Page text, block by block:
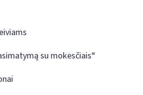
su mokesčiais“